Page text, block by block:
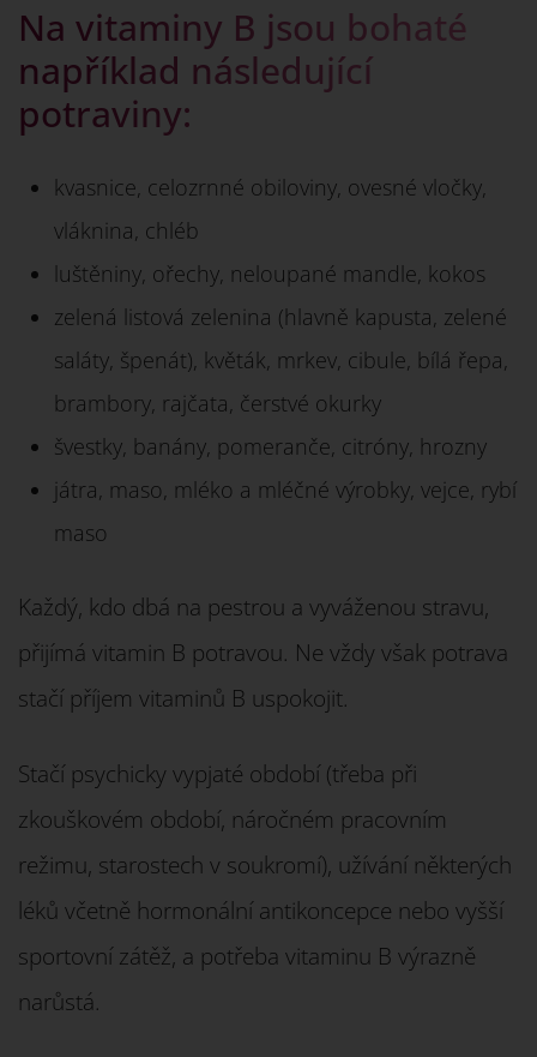
Na vitaminy B jsou bohaté
například následující
potraviny:
kvasnice, celozrnné obiloviny, ovesné vločky,
vláknina, chléb
luštěniny, ořechy, neloupané mandle, kokos
zelená listová zelenina (hlavně kapusta, zelené
saláty, špenát), květák, mrkev, cibule, bílá řepa,
brambory, rajčata, čerstvé okurky
švestky, banány, pomeranče, citróny, hrozny
játra, maso, mléko a mléčné výrobky, vejce, rybí
maso
Každý, kdo dbá na pestrou a vyváženou stravu,
přijímá vitamin B potravou. Ne vždy však potrava
stačí příjem vitaminů B uspokojit.
Stačí psychicky vypjaté období (třeba při
zkouškovém období, náročném pracovním
režimu, starostech v soukromí), užívání některých
léků včetně hormonální antikoncepce nebo vyšší
sportovní zátěž, a potřeba vitaminu B výrazně
narůstá.